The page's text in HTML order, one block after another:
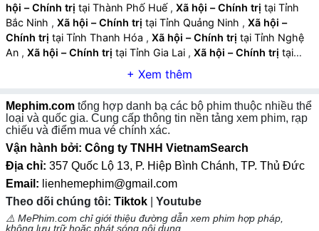
hội – Chính trị tại Thành Phố Huế , Xã hội – Chính trị tại Tỉnh
Bắc Ninh , Xã hội – Chính trị tại Tỉnh Quảng Ninh , Xã hội –
Chính trị tại Tỉnh Thanh Hóa , Xã hội – Chính trị tại Tỉnh Nghệ
An , Xã hội – Chính trị tại Tỉnh Gia Lai , Xã hội – Chính trị tại
Xã hội – Chính trịtại Tỉnh An Giang
, Xã hội – Chính trị
Xã hội – Chính trị tại Tỉnh Lào Cai
Xã hội – Chính trị
tại Tỉnh Quảng Ngãi,Xã hội – Chính trịtại Tỉnh Cà Mau,Xã hội
– Chính trịtại Tỉnh Vĩnh Long,Xã hội – Chính trị
tại Tỉnh Ninh
Bình ,Xã hội – Chính trịtại Tỉnh Phú Thọ,Xã hội – Chính trị
Tỉnh Hà Tĩnh
Xã hội – Chính trịtại Tỉnh Đồng Tháp
Xã hội –
Chính trị tại Tỉnh Quảng Trị , Xã hội – Chính trịtại Tỉnh Sơn La
Xã hội – Chính trịtại Tỉnh Tuyên Quang
Tỉnh Điện Biên,Xã hội – Chính trịtại Tỉnh Lai Châu
Chính trịtại Tỉnh Lạng Sơn ,Xã hội – Chính trịtại Tỉnh Cao
Mephim.com tổng hợp danh bạ các bộ phim thuộc nhiều thể
loại và quốc gia. Cung cấp thông tin nền tảng xem phim, rạp
chiếu và điểm mua vé chính xác.
Vận hành bởi: Công ty TNHH VietnamSearch
Địa chỉ: 357 Quốc Lộ 13, P. Hiệp Bình Chánh, TP. Thủ Đức
Email: lienhemephim@gmail.com
Theo dõi chúng tôi: Tiktok Youtube
⚠️ MePhim.com chỉ giới thiệu đường dẫn xem phim hợp pháp,
không lưu trữ hoặc phát sóng nội dung.